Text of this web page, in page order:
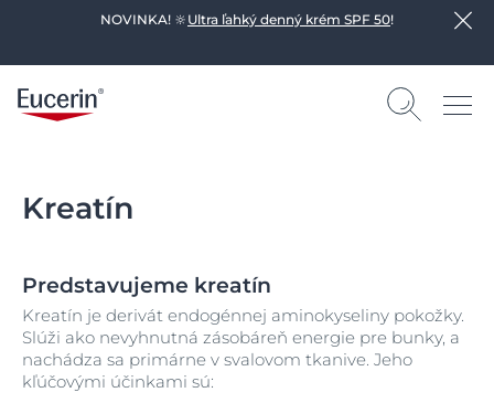
NOVINKA! 🔆 Ultra ľahký denný krém SPF 50!
Kreatín
Predstavujeme kreatín
Kreatín je derivát endogénnej aminokyseliny pokožky.
Slúži ako nevyhnutná zásobáreň energie pre bunky, a
nachádza sa primárne v svalovom tkanive. Jeho
kľúčovými účinkami sú: